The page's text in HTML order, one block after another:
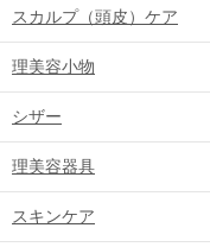
スカルプ（頭皮）ケア
理美容小物
シザー
理美容器具
スキンケア